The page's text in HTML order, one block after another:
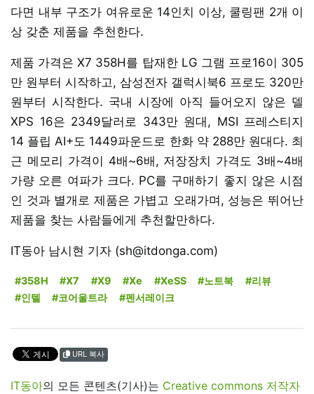
다면 내부 구조가 여유로운 14인치 이상, 쿨링팬 2개 이
상 갖춘 제품을 추천한다.
제품 가격은 X7 358H를 탑재한 LG 그램 프로16이 305
만 원부터 시작하고, 삼성전자 갤럭시북6 프로도 320만
원부터 시작한다. 국내 시장에 아직 들어오지 않은 델
XPS 16은 2349달러로 343만 원대, MSI 프레스티지
14 플립 AI+도 1449파운드로 한화 약 288만 원대다. 최
근 메모리 가격이 4배~6배, 저장장치 가격도 3배~4배
가량 오른 여파가 크다. PC를 구매하기 좋지 않은 시점
인 것과 별개로 제품은 가볍고 오래가며, 성능은 뛰어난
제품을 찾는 사람들에게 추천할만하다.
IT동아 남시현 기자 (sh@itdonga.com)
#358H #X7 #X9 #Xe #XeSS #노트북
#리뷰
#인텔
#코어울트라 #펜서레이크
URL 복사
IT동아의 모든 콘텐츠(기사)는 Creative commons 저작자